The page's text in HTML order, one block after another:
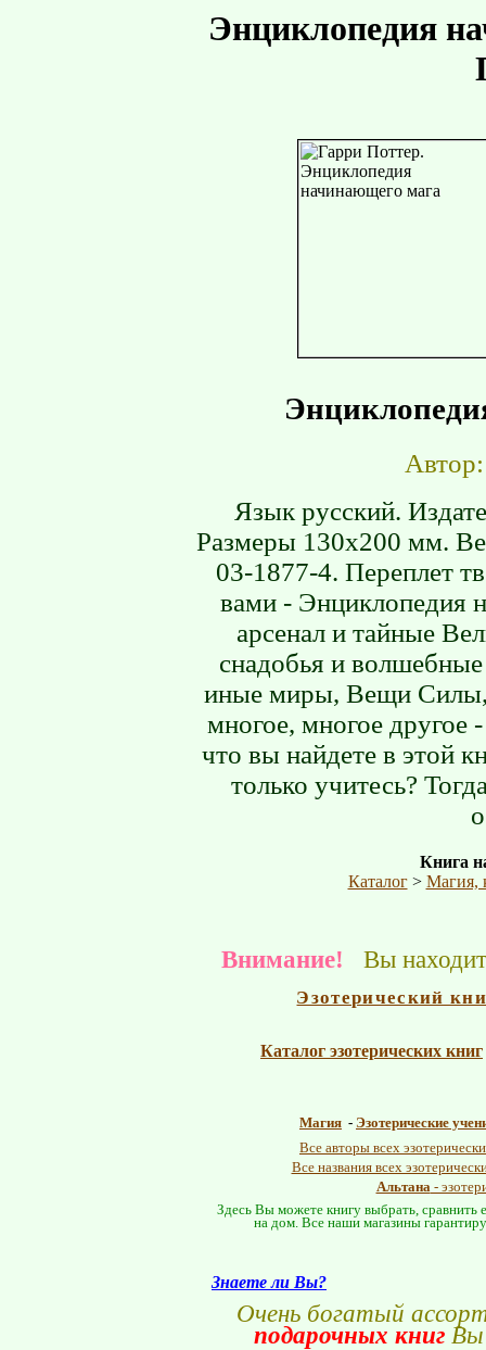
Энциклопедия
Язык русский.
Размеры 130х200 мм.
03-1877-4. Переплет
вами - Энциклопедия
арсенал и тайные
снадобья и
иные миры, Вещи Силы,
многое, многое другое
что вы найдете в этой
только учитесь?
Книга
Каталог> Магия,
Внимание! Вы
Эзотерический
Каталог эзотерических книг
Магия - Эзотерические
Все авторы всех
Все названия всех
Альтана-
Здесь Вы можете книгу выбрать, сравнить
на дом. Все наши магазины
Знаете ли Вы?
Очень богатый
подарочных книгВы